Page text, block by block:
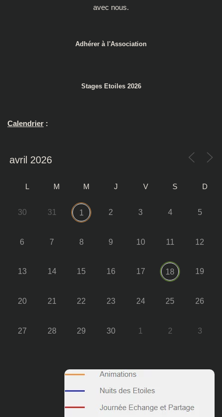
avec nous.
Adhérer à l'Association
Stages Etoiles 2026
Calendrier :
L M M J V S D
30 31 1 2 3 4 5
6 7 8 9 10 11 12
13 14 15 16 17 18 19
20 21 22 23 24 25 26
27 28 29 30 1 2 3